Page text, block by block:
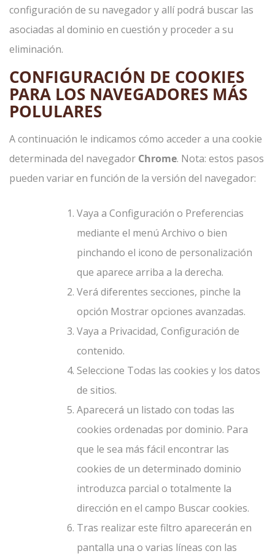
configuración de su navegador y allí podrá buscar las
asociadas al dominio en cuestión y proceder a su
eliminación.
CONFIGURACIÓN DE COOKIES
PARA LOS NAVEGADORES MÁS
POLULARES
A continuación le indicamos cómo acceder a una cookie
determinada del navegador Chrome. Nota: estos pasos
pueden variar en función de la versión del navegador:
Vaya a Configuración o Preferencias
mediante el menú Archivo o bien
pinchando el icono de personalización
que aparece arriba a la derecha.
Verá diferentes secciones, pinche la
opción Mostrar opciones avanzadas.
Vaya a Privacidad, Configuración de
contenido.
Seleccione Todas las cookies y los datos
de sitios.
Aparecerá un listado con todas las
cookies ordenadas por dominio. Para
que le sea más fácil encontrar las
cookies de un determinado dominio
introduzca parcial o totalmente la
dirección en el campo Buscar cookies.
Tras realizar este filtro aparecerán en
pantalla una o varias líneas con las